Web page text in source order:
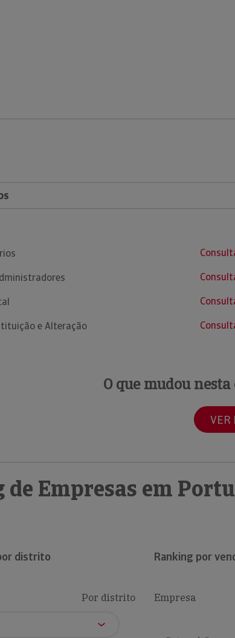
e Alteração
O que mudou
VER
Empresas em
distrito
Por distrito
Ranking por
Empresa